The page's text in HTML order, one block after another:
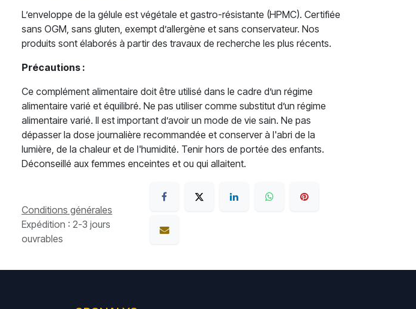
L’enveloppe de la gélule est végétale et gastro-résistante (HPMC). Certifiée
sans OGM, sans gluten, exempt d’allergène et sans conservateur. Nos
produits sont élaborés à partir des travaux de recherche les plus récents.
Précautions :
Ce complément alimentaire doit être utilisé dans le cadre d’un régime
alimentaire varié et équilibré. Ne pas utiliser comme substitut d’un régime
alimentaire varié. Il est important d’avoir un mode de vie sain. Ne pas
dépasser la dose journalière recommandée et conserver à l'abri de la
lumière, de la chaleur et de l'humidité. Tenir hors de portée des enfants.
Déconseillé aux femmes enceintes et ou qui allaitent.
Conditions générales
Expédition : 2-3 jours
ouvrables